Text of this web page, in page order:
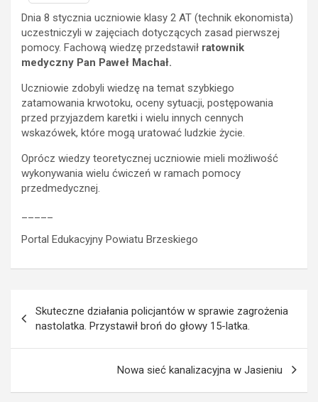
Dnia 8 stycznia uczniowie klasy 2 AT (technik ekonomista)
uczestniczyli w zajęciach dotyczących zasad pierwszej
pomocy. Fachową wiedzę przedstawił ratownik
medyczny Pan Paweł Machał.
Uczniowie zdobyli wiedzę na temat szybkiego
zatamowania krwotoku, oceny sytuacji, postępowania
przed przyjazdem karetki i wielu innych cennych
wskazówek, które mogą uratować ludzkie życie.
Oprócz wiedzy teoretycznej uczniowie mieli możliwość
wykonywania wielu ćwiczeń w ramach pomocy
przedmedycznej.
Portal Edukacyjny Powiatu Brzeskiego
wpisu
Skuteczne działania policjantów w sprawie zagrożenia
nastolatka. Przystawił broń do głowy 15-latka.
Nowa sieć kanalizacyjna w Jasieniu